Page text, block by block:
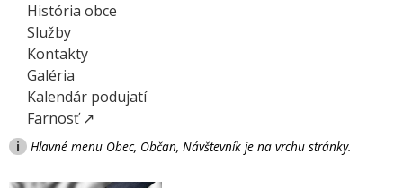
História obce
Služby
Kontakty
Galéria
Kalendár podujatí
Farnosť ↗
i Hlavné menu Obec, Občan, Návštevník je na vrchu stránky.